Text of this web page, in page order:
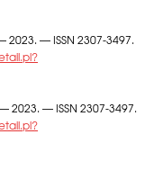
— ISSN 2307-3497.
— ISSN 2307-3497.